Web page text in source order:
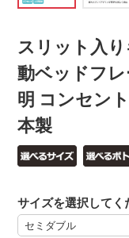
スリット入
動ベッドフ
明 コンセン
本製
サイズを選択してく